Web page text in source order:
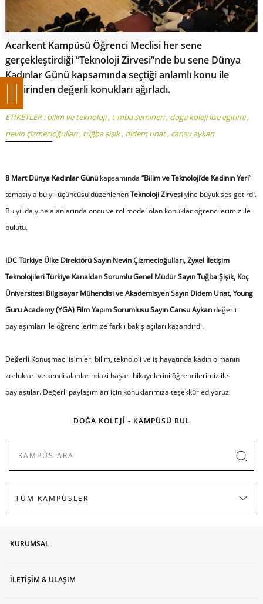
Acarkent Kampüsü Öğrenci Meclisi her sene
gerçekleştirdiği “Teknoloji Zirvesi”nde bu sene Dünya
Kadınlar Günü kapsamında seçtiği anlamlı konu ile
birbirinden değerli konukları ağırladı.
ETİKETLER :bilim ve teknoloji, t-mba semineri, doğa koleji lise eğitimi,
nevin çizmecioğulları, tuğba şişik, didem unat, cansu aykan
8 Mart Dünya Kadınlar Günükapsamında “Bilim ve Teknoloji’de Kadının Yeri”
temasıyla bu yıl üçüncüsü düzenlenenTeknoloji Zirvesiyine büyük ses getirdi.
Bu yıl da yine alanlarında öncü ve rol model olan konuklar öğrencilerimiz ile
bulutu.
IDC Türkiye Ülke Direktörü Sayın Nevin Çizmecioğulları, Zyxel İletişim
Teknolojileri Türkiye Kanaldan Sorumlu Genel Müdür Sayın Tuğba Şişik, Koç
Üniversitesi Bilgisayar Mühendisi ve Akademisyen Sayın Didem Unat, Young
Guru Academy (YGA) Film Yapım Sorumlusu Sayın Cansu Aykandeğerli
paylaşımları ile öğrencilerimize farklı bakış açıları kazandırdı.
Değerli Konuşmacı isimler, bilim, teknoloji ve iş hayatında kadın olmanın
zorlukları ve kendi alanlarındaki başarı hikayelerini öğrencilerimiz ile
paylaştılar. Değerli paylaşımları için konuklarımıza teşekkür ediyoruz.
DOĞA KOLEJİ - KAMPÜSÜ BUL
KURUMSAL
İLETİŞİM & ULAŞIM